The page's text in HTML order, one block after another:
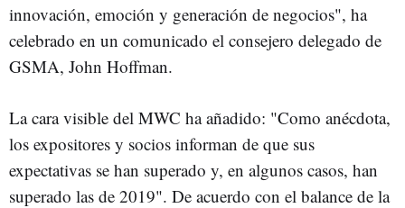
innovación, emoción y generación de negocios", ha
celebrado en un comunicado el consejero delegado de
GSMA, John Hoffman.
La cara visible del MWC ha añadido: "Como anécdota,
los expositores y socios informan de que sus
expectativas se han superado y, en algunos casos, han
superado las de 2019". De acuerdo con el balance de la